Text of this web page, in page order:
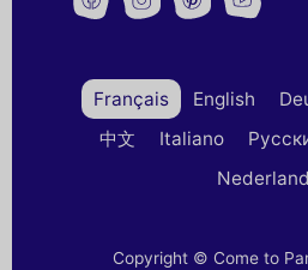
Français English
中文
Italiano
Copyright © Come to